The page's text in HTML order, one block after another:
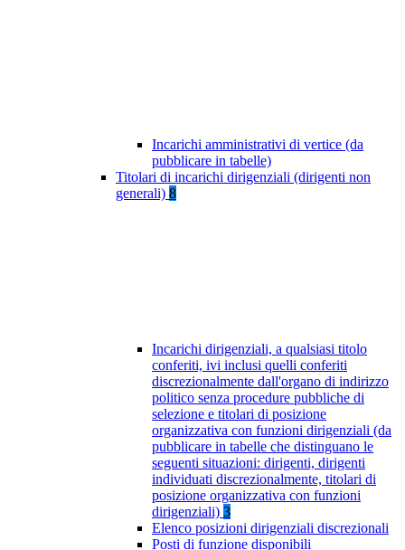
Incarichi amministrativi di vertice (da
pubblicare in tabelle)
Titolari di incarichi dirigenziali (dirigenti non
generali) 8
Incarichi dirigenziali, a qualsiasi titolo
conferiti, ivi inclusi quelli conferiti
discrezionalmente dall'organo di indirizzo
politico senza procedure pubbliche di
selezione e titolari di posizione
organizzativa con funzioni dirigenziali (da
pubblicare in tabelle che distinguano le
seguenti situazioni: dirigenti, dirigenti
individuati discrezionalmente, titolari di
posizione organizzativa con funzioni
dirigenziali) 3
Elenco posizioni dirigenziali discrezionali
Posti di funzione disponibili